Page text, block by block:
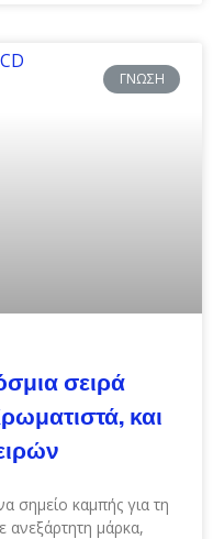
ΓΝΏΣΗ
σειρά
και
σημείο καμπής για τη
ανεξάρτητη μάρκα,